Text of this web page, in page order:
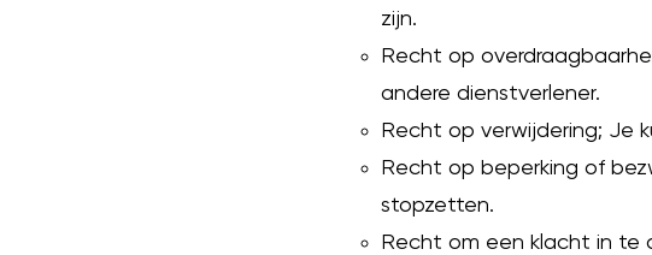
zijn.
Recht op
andere dienstverlener.
Recht op verwijdering; Je
Recht op beperking of
stopzetten.
Recht om een klacht in te